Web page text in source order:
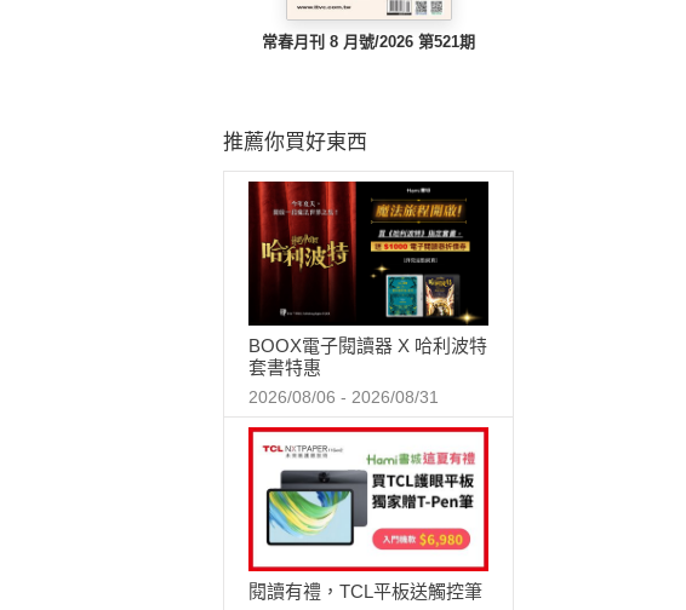
常春月刊 8 月號/2026 第521期
推薦你買好東西
BOOX電子閱讀器 X 哈利波特
套書特惠
2026/08/06 - 2026/08/31
閱讀有禮，TCL平板送觸控筆